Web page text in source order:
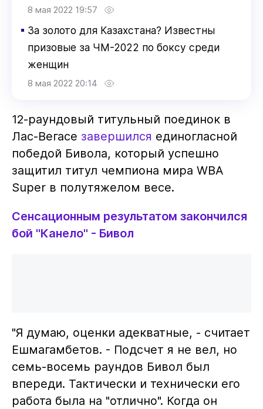
8 мая 2022 19:57
▪ За золото для Казахстана? Известны
призовые за ЧМ-2022 по боксу среди
женщин
8 мая 2022 20:14
12-раундовый титульный поединок в
Лас-Вегасе завершился единогласной
победой Бивола, который успешно
защитил титул чемпиона мира WBA
Super в полутяжелом весе.
Сенсационным результатом закончился
бой "Канело" - Бивол
"Я думаю, оценки адекватные, - считает
Ешмагамбетов. - Подсчет я не вел, но
семь-восемь раундов Бивол был
впереди. Тактически и технически его
работа была на "отлично". Когда он